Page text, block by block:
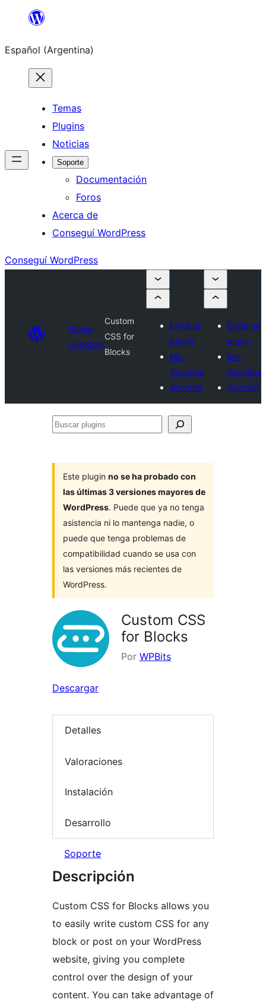
Saltar
contenido
Español (Argentina)
Temas
Plugins
Noticias
Soporte
Documentación
Foros
Acerca de
Conseguí WordPress
Conseguí WordPress
Plugin
Directory
Custom
CSS for
Blocks
Enviá un
plugin
Mis
favoritos
Acceder
Enviá un
plugin
Mis
favoritos
Acceder
Buscar
Este plugin no se ha probado con
las últimas 3 versiones mayores de
WordPress. Puede que ya no tenga
asistencia ni lo mantenga nadie, o
puede que tenga problemas de
compatibilidad cuando se usa con
las versiones más recientes de
WordPress.
Custom CSS
for Blocks
Por WPBits
Descargar
Detalles
Valoraciones
Instalación
Desarrollo
Soporte
Descripción
Custom CSS for Blocks allows you
to easily write custom CSS for any
block or post on your WordPress
website, giving you complete
control over the design of your
content. You can take advantage of